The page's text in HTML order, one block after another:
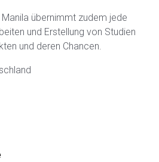
übernimmt zudem jede
und Erstellung von Studien
und deren Chancen.